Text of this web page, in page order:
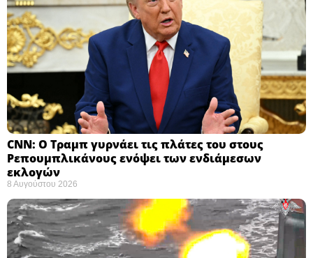
CNN: Ο Τραμπ γυρνάει τις πλάτες του στους
Ρεπουμπλικάνους ενόψει των ενδιάμεσων
εκλογών ​
8 Αυγούστου 2026